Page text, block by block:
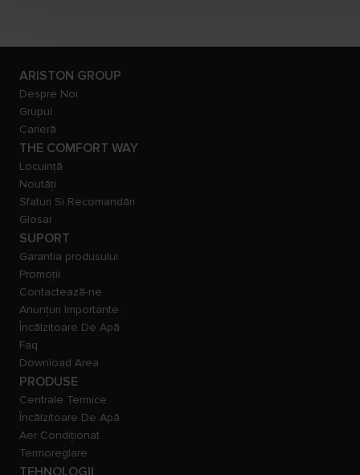
ARISTON GROUP
Despre Noi
Grupul
Carieră
THE COMFORT WAY
Locuință
Noutăți
Sfaturi Si Recomandări
Glosar
SUPORT
Garantia produsului
Promoții
Contactează-ne
Anunțuri Importante:
Încălzitoare De Apă
Faq
Download Area
PRODUSE
Centrale Termice
Încălzitoare De Apă
Aer Condiționat
Termoreglare